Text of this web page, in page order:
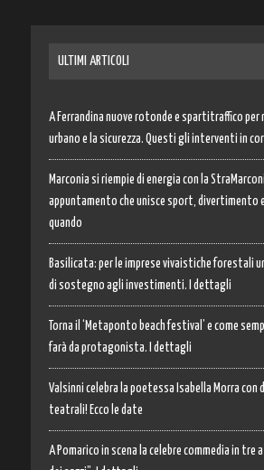
ULTIMI ARTICOLI
A Ferrandina nuove rotonde e spartitraffico per
urbano e la sicurezza. Questi gli interventi in
Marconia si riempie di energia con la
appuntamento che unisce sport, divertimento
quando
Basilicata: per le imprese vivaistiche forestali
di sostegno agli investimenti. I dettagli
Torna il ‘Metaponto beach festival’ e come
farà da protagonista. I dettagli
Valsinni celebra la poetessa Isabella Morra con
teatrali! Ecco le date
A Pomarico in scena la celebre commedia in tre